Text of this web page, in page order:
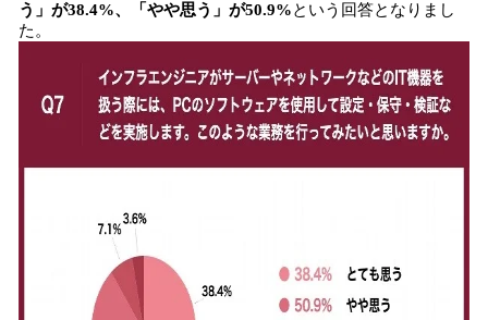
う」が38.4%、「やや思う」が50.9%という回答となりまし
た。